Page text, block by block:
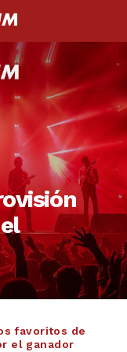
favoritos de
el ganador